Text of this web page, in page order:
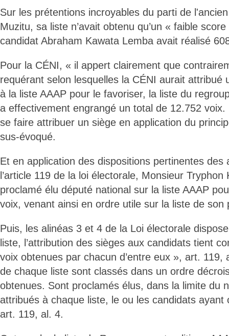
Sur les prétentions incroyables du parti de
Muzitu, sa liste n’avait obtenu qu’un « faible
candidat Abraham Kawata Lemba avait réalisé
Pour la CÉNI, « il appert clairement que
requérant selon lesquelles la CÉNI aurait attribué
à la liste AAAP pour le favoriser, la liste du
a effectivement engrangé un total de 12.752
se faire attribuer un siège en application du
sus-évoqué.
Et en application des dispositions pertinentes des
l’article 119 de la loi électorale, Monsieur
proclamé élu député national sur la liste AAAP
voix, venant ainsi en ordre utile sur la liste de son
Puis, les alinéas 3 et 4 de la Loi électorale
liste, l’attribution des sièges aux candidats tient
voix obtenues par chacun d’entre eux », art. 119,
de chaque liste sont classés dans un ordre
obtenues. Sont proclamés élus, dans la limite du
attribués à chaque liste, le ou les candidats ayant
art. 119, al. 4.